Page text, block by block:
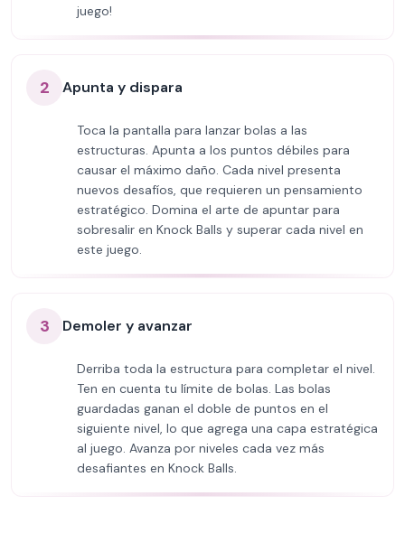
juego!
2 Apunta y dispara
Toca la pantalla para lanzar bolas a las
estructuras. Apunta a los puntos débiles para
causar el máximo daño. Cada nivel presenta
nuevos desafíos, que requieren un pensamiento
estratégico. Domina el arte de apuntar para
sobresalir en Knock Balls y superar cada nivel en
este juego.
3 Demoler y avanzar
Derriba toda la estructura para completar el nivel.
Ten en cuenta tu límite de bolas. Las bolas
guardadas ganan el doble de puntos en el
siguiente nivel, lo que agrega una capa estratégica
al juego. Avanza por niveles cada vez más
desafiantes en Knock Balls.